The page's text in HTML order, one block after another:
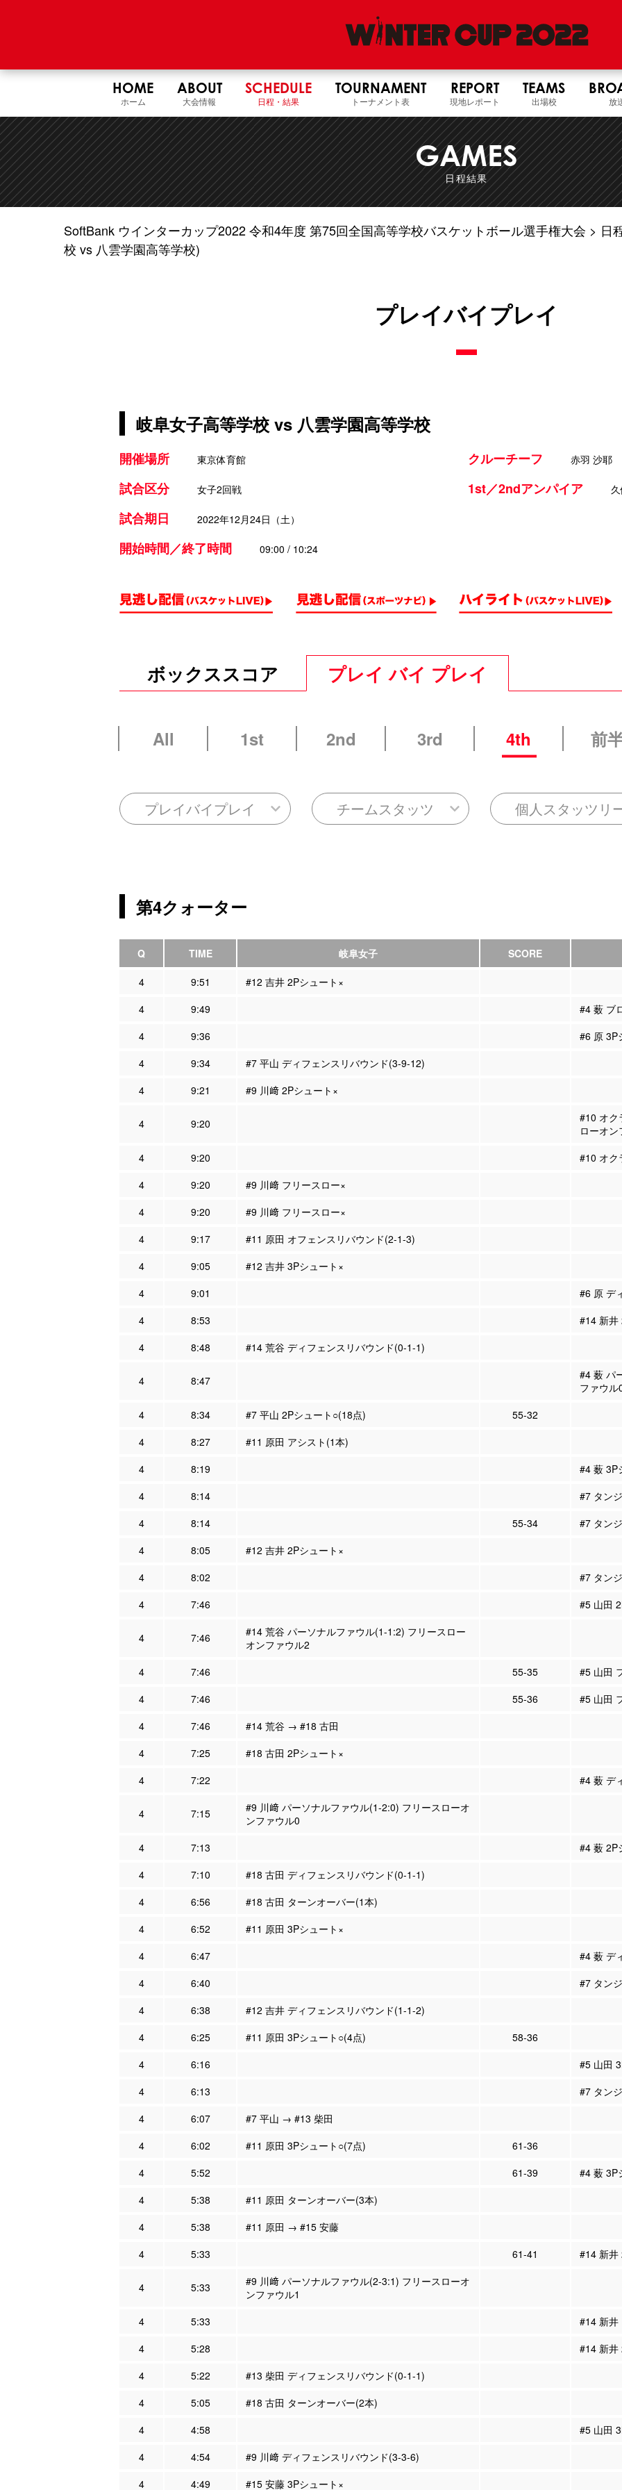
HOME
ホーム
ABOUT
大会情報
SCHEDULE
日程・結果
TOURNAMENT
トーナメント表
REPORT
現地レポート
TEAMS
出場校 放
GAMES
日程結果
SoftBank ウインターカップ2022 令和4年度 第75回全国高等学校バスケットボール選手権大会 日
校 vs 八雲学園高等学校)
プレイバイプレイ
岐阜女子高等学校 vs 八雲学園高等学校
開催場所 東京体育館
試合区分 女子2回戦
試合期日 2022年12月24日（土）
開始時間／終了時間 09:00 / 10:24
クルーチーフ 赤羽 沙耶
1st／2ndアンパイア
ボックススコア プレイ バイ プレイ
All 1st 2nd 3rd 4th 前
プレイバイプレイ チームスタッツ 個人スタッツリ
第4クォーター
Q TIME 岐阜女子 SCORE
4 9:51
#12 吉井 2Pシュート×
4
9:49
#4 薮 ブ
4
9:36
#6 原 3P
4
9:34
#7 平山 ディフェンスリバウンド(3-9-12)
4
9:21 #9 川﨑 2Pシュート×
4 9:20
#10 オク
ローオ
4
9:20
#10 オ
4
9:20
#9 川﨑 フリースロー×
4
9:20
#9 川﨑 フリースロー×
4
9:17
#11 原田 オフェンスリバウンド(2-1-3)
4
9:05
#12 吉井 3Pシュート×
4
9:01
#6 原 デ
4
8:53
#14 新井
4
8:48 #14 荒谷 ディフェンスリバウンド(0-1-1)
4 8:47
#4 薮 パ
ファウル
4
8:34 #7 平山 2Pシュート○(18点)
55-32
4
8:27
#11 原田 アシスト(1本)
4
8:19
#4 薮 3P
4
8:14
#7 タン
4
8:14 55-34
#7 タン
4
8:05
#12 吉井 2Pシュート×
4
8:02
#7 タン
4
7:46 #5 山田
4 7:46
#14 荒谷 パーソナルファウル(1-1:2) フリースロー
オンファウル2
4
7:46 55-35
#5 山田
4
7:46 55-36
#5 山田
4
7:46
#14 荒谷 → #18 古田
4
7:25
#18 古田 2Pシュート×
4
7:22 #4 薮 デ
4 7:15
#9 川﨑 パーソナルファウル(1-2:0) フリースローオ
ンファウル0
4
7:13
#4 薮 2P
4
7:10
#18 古田 ディフェンスリバウンド(0-1-1)
4
6:56
#18 古田 ターンオーバー(1本)
4
6:52
#11 原田 3Pシュート×
4
6:47
#4 薮 デ
4
6:40
#7 タン
4
6:38
#12 吉井 ディフェンスリバウンド(1-1-2)
4
6:25 #11 原田 3Pシュート○(4点)
58-36
4
6:16
#5 山田
4
6:13
#7 タン
4
6:07
#7 平山 → #13 柴田
4
6:02 #11 原田 3Pシュート○(7点)
61-36
4
5:52 61-39
#4 薮 3P
4
5:38
#11 原田 ターンオーバー(3本)
4
5:38
#11 原田 → #15 安藤
4
5:33 61-41 #14 新井
4 5:33
#9 川﨑 パーソナルファウル(2-3:1) フリースローオ
ンファウル1
4
5:33
#14 新井
4
5:28
#14 新井
4
5:22
#13 柴田 ディフェンスリバウンド(0-1-1)
4
5:05
#18 古田 ターンオーバー(2本)
4
4:58
#5 山田
4
4:54
#9 川﨑 ディフェンスリバウンド(3-3-6)
4
4:49 #15 安藤 3Pシュート×